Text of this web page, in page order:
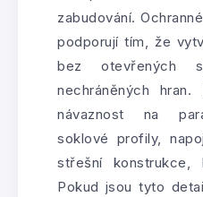
zabudování.
podporují tím, že
bez otevřených
nechráněných
návaznost na
soklové profily,
střešní konstrukce,
Pokud jsou tyto